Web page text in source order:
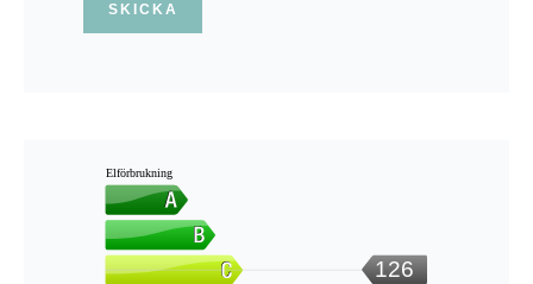
SKICKA
Elförbrukning
126